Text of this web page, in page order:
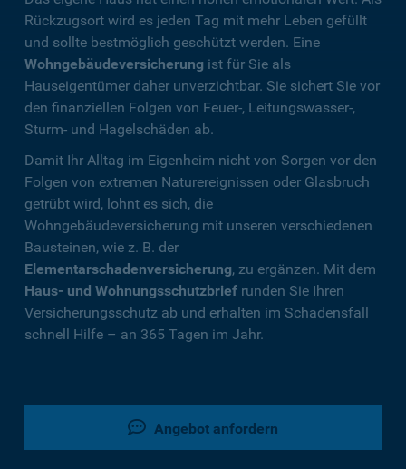
Rückzugsort wird es jeden Tag mit mehr Leben gefüllt
und sollte bestmöglich geschützt werden. Eine
Wohngebäudeversicherung ist für Sie als
Hauseigentümer daher unverzichtbar. Sie sichert Sie vor
den finanziellen Folgen von Feuer-, Leitungswasser-,
Sturm- und Hagelschäden ab.
Damit Ihr Alltag im Eigenheim nicht von Sorgen vor den
Folgen von extremen Naturereignissen oder Glasbruch
getrübt wird, lohnt es sich, die
Wohngebäudeversicherung mit unseren verschiedenen
Bausteinen, wie z. B. der
Elementarschadenversicherung, zu ergänzen. Mit dem
Haus- und Wohnungsschutzbrief runden Sie Ihren
Versicherungsschutz ab und erhalten im Schadensfall
schnell Hilfe – an 365 Tagen im Jahr.
Angebot anfordern